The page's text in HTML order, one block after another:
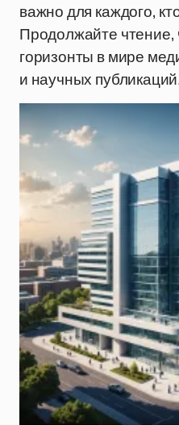
важно для каждого,
Продолжайте
горизонты в мире
и научных